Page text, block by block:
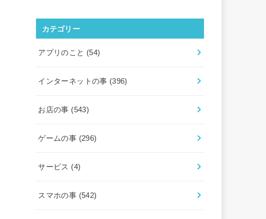
カテゴリー
アプリのこと (54)
インターネットの事 (396)
お店の事 (543)
ゲームの事 (296)
サービス (4)
スマホの事 (542)